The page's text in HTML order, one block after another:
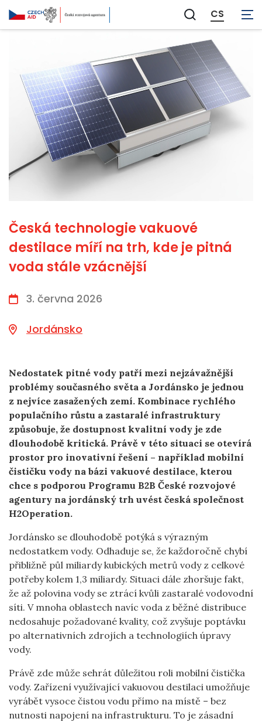
Zobrazit
vyhledávání
CS
Česká technologie vakuové
destilace míří na trh, kde je pitná
voda stále vzácnější
3. června 2026
Jordánsko
Nedostatek pitné vody patří mezi nejzávažnější
problémy současného světa a Jordánsko je jednou
z nejvíce zasažených zemí. Kombinace rychlého
populačního růstu a zastaralé infrastruktury
způsobuje, že dostupnost kvalitní vody je zde
dlouhodobě kritická. Právě v této situaci se otevírá
prostor pro inovativní řešení – například mobilní
čističku vody na bázi vakuové destilace, kterou
chce s podporou Programu B2B České rozvojové
agentury na jordánský trh uvést česká společnost
H2Operation.
Jordánsko se dlouhodobě potýká s výrazným
nedostatkem vody. Odhaduje se, že každoročně chybí
přibližně půl miliardy kubických metrů vody z celkové
potřeby kolem 1,3 miliardy. Situaci dále zhoršuje fakt,
že až polovina vody se ztrácí kvůli zastaralé vodovodní
síti. V mnoha oblastech navíc voda z běžné distribuce
nedosahuje požadované kvality, což zvyšuje poptávku
po alternativních zdrojích a technologiích úpravy
vody.
Právě zde může sehrát důležitou roli mobilní čistička
vody. Zařízení využívající vakuovou destilaci umožňuje
vyrábět vysoce čistou vodu přímo na místě – bez
nutnosti napojení na infrastrukturu. To je zásadní